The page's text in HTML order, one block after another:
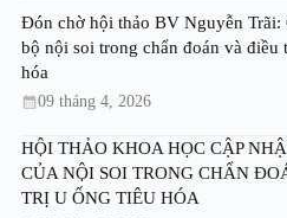
Đón chờ hội thảo BV Nguyễn Trãi:
bộ nội soi trong chẩn đoán và điều
hóa
09 tháng 4, 2026
HỘI THẢO KHOA HỌC CẬP
CỦA NỘI SOI TRONG CHẨN
TRỊ U ỐNG TIÊU HÓA